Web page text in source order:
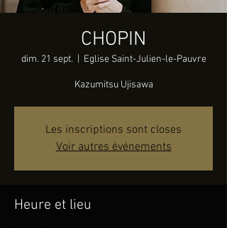
CHOPIN
dim. 21 sept. Eglise Saint-Julien-le-Pauvre
Kazumitsu Ujisawa
Les inscriptions sont closes
Voir autres événements
Heure et lieu